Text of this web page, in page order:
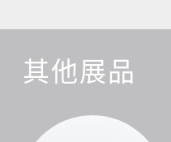
其他展品